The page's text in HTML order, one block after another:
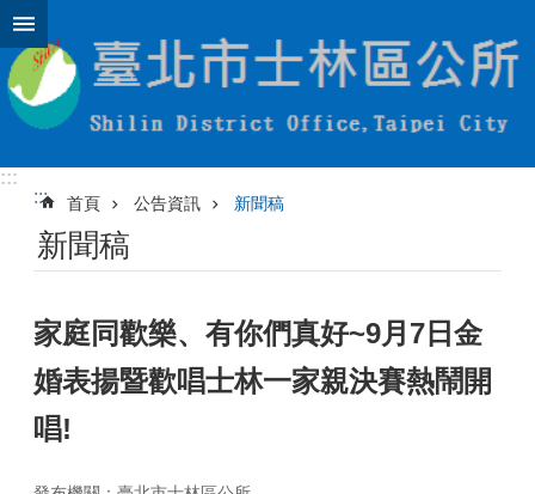
跳到主要內容區塊
:::
:::
首頁 公告資訊 新聞稿
新聞稿
家庭同歡樂、有你們真好~9月7日金
婚表揚暨歡唱士林一家親決賽熱鬧開
唱!